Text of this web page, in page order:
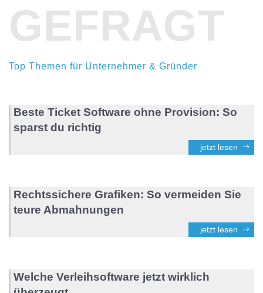
GEFRAGT
Top Themen für Unternehmer & Gründer
Beste Ticket Software ohne Provision: So
sparst du richtig
jetzt lesen
Rechtssichere Grafiken: So vermeiden Sie
teure Abmahnungen
jetzt lesen
Welche Verleihsoftware jetzt wirklich